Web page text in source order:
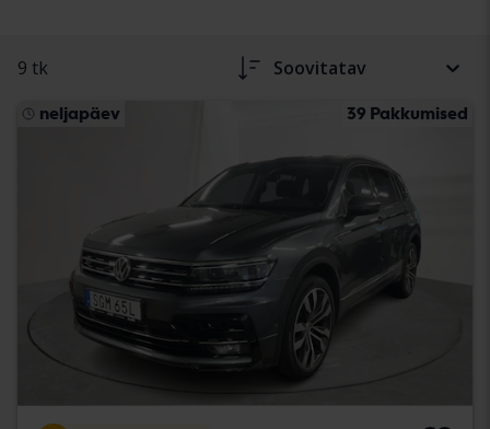
9 tk Soovitatav
neljapäev 39 Pakkumised